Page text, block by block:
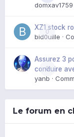
domxav1759
0
XZ1 stock
bid0uille ·
0
Assurez 3
conduire
yanb ·
Le forum en